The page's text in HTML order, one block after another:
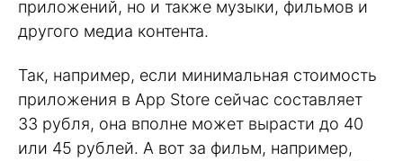
приложений, но и также музыки, фильмов и
другого медиа контента.
Так, например, если минимальная стоимость
приложения в App Store сейчас составляет
33 рубля, она вполне может вырасти до 40
или 45 рублей. А вот за фильм, например,